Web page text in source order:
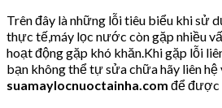
Trên đây là những lỗi tiêu biểu khi sử
thực tế,máy lọc nước còn gặp nhiều
hoạt động gặp khó khăn.Khi gặp lỗi
bạn không thể tự sửa chữa hãy liên
suamaylocnuoctainha.com để được